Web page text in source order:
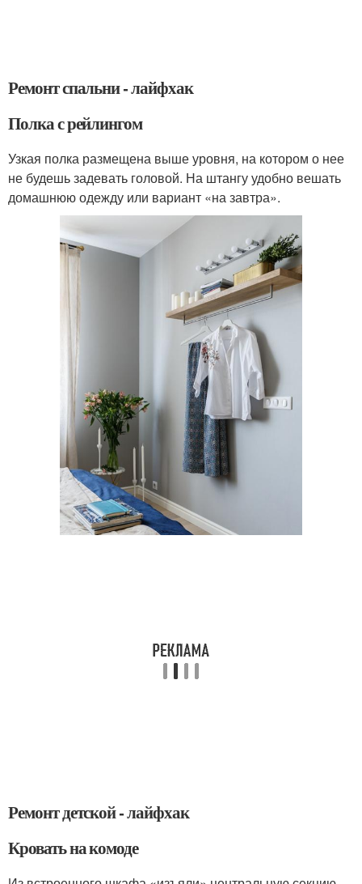
Ремонт спальни - лайфхак
Полка с рейлингом
Узкая полка размещена выше уровня, на котором о нее
не будешь задевать головой. На штангу удобно вешать
домашнюю одежду или вариант «на завтра».
Ремонт детской - лайфхак
Кровать на комоде